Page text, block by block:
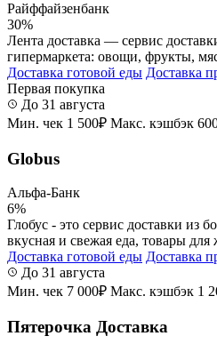
Райффайзенбанк
30%
Лента доставка — сервис
гипермаркета: овощи, фрукты,
Доставка готовой еды Доставка
Первая покупка
До 31 августа
Мин. чек 1 500₽ Макс. кэшбэк
Globus
Альфа-Банк
6%
Глобус - это сервис доставки из
вкусная и свежая еда, товары
Доставка готовой еды Доставка
До 31 августа
Мин. чек 7 000₽ Макс. кэшбэк 1
Пятерочка Доставка